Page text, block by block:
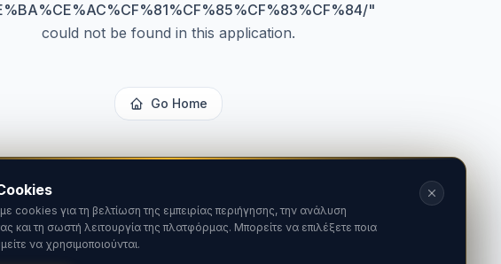
"
could not be found in this application.
Go Home
cookies για τη βελτίωση της εμπειρίας περιήγησης, την ανάλυση
και τη σωστή λειτουργία της πλατφόρμας. Μπορείτε να επιλέξετε ποια
να χρησιμοποιούνται.